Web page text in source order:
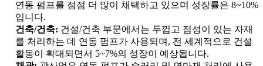
연동 펌프를 점점 더 많이 채택하고 있으며 성장률은 8~10%
입니다.
건축/건축: 건설/건축 부문에서는 두껍고 점성이 있는 자재
를 처리하는 데 연동 펌프가 사용되며, 전 세계적으로 건설
활동이 확대되면서 5~7%의 성장이 예상됩니다.